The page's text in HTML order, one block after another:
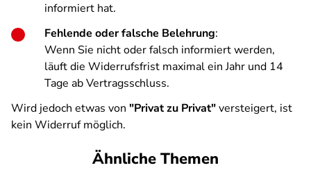
informiert hat.
Fehlende oder falsche Belehrung:
Wenn Sie nicht oder falsch informiert werden,
läuft die Widerrufsfrist maximal ein Jahr und 14
Tage ab Vertragsschluss.
Wird jedoch etwas von "Privat zu Privat"versteigert, ist
kein Widerruf möglich.
Ähnliche Themen